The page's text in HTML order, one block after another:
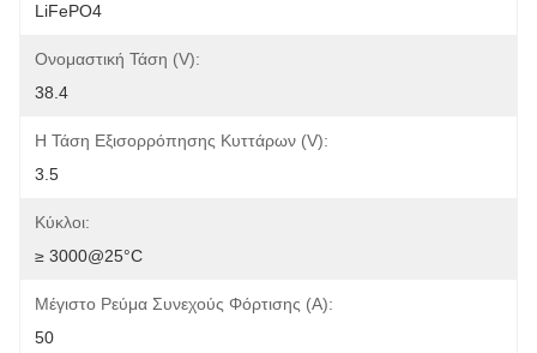
LiFePO4
Ονομαστική Τάση (V):
38.4
Η Τάση Εξισορρόπησης Κυττάρων (V):
3.5
Κύκλοι:
≥ 3000@25°C
Μέγιστο Ρεύμα Συνεχούς Φόρτισης (A):
50